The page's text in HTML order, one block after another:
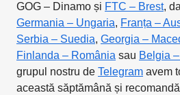
GOG – Dinamo și FTC – Brest,
Germania – Ungaria, Franța –
Serbia – Suedia, Georgia –
Finlanda – România sau Belgia
grupul nostru de Telegram avem
această săptămână și